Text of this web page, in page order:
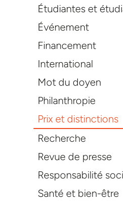
Étudiantes et
Événement
Financement
International
Mot du doyen
Philanthropie
Prix et distinctions
Recherche
Revue de presse
Responsabilité
Santé et bien-être